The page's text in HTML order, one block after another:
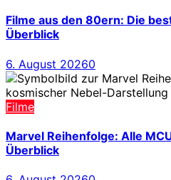
Filme aus den 80ern: Die
Überblick
6. August 20260
Filme
Marvel Reihenfolge: Alle
Überblick